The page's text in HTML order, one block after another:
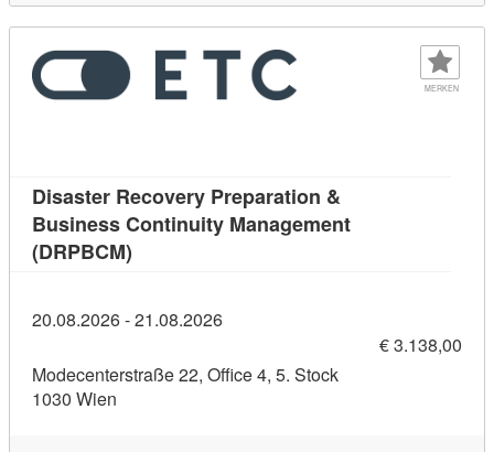
MERKEN
Disaster Recovery Preparation &
Business Continuity Management
(DRPBCM)
20.08.2026 - 21.08.2026
€ 3.138,00
Modecenterstraße 22, Office 4, 5. Stock
1030 Wien